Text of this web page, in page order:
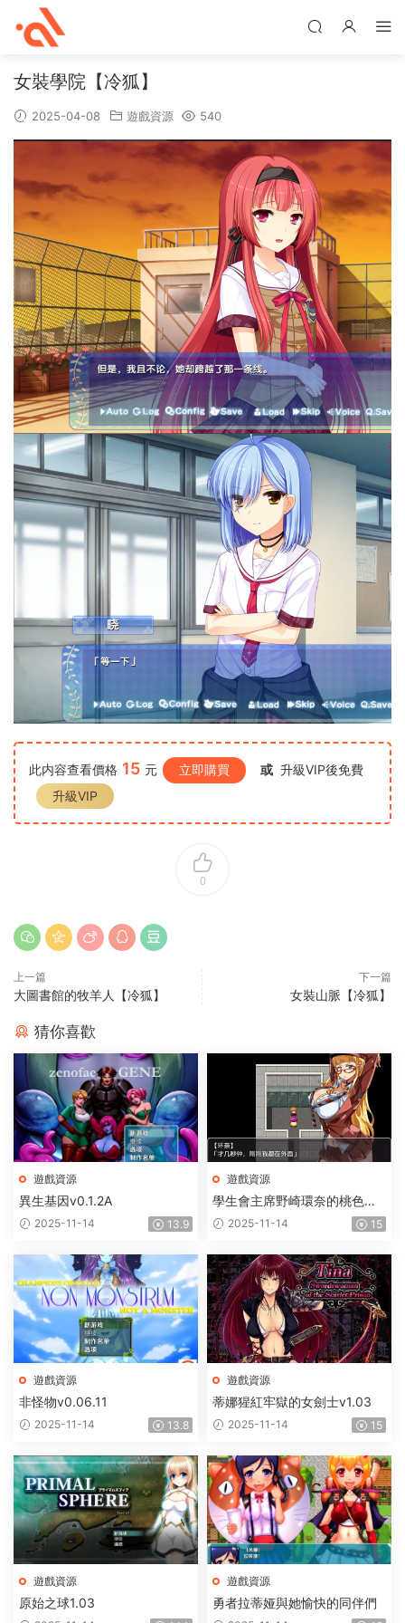
女裝學院【冷狐】
2025-04-08 遊戲資源 540
此内容查看價格 15 元 立即購買 或 升級VIP後免費
升級VIP
0
上一篇
大圖書館的牧羊人【冷狐】
下一篇
女裝山脈【冷狐】
猜你喜歡
遊戲資源
異生基因v0.1.2A
2025-11-14 13.9
遊戲資源
學生會主席野崎環奈的桃色煩
惱 2025-11-14 15
遊戲資源
非怪物v0.06.11
2025-11-14 13.8
遊戲資源
蒂娜猩紅牢獄的女劍士v1.03
2025-11-14 15
遊戲資源
原始之球1.03
遊戲資源
勇者拉蒂娅與她愉快的同伴們